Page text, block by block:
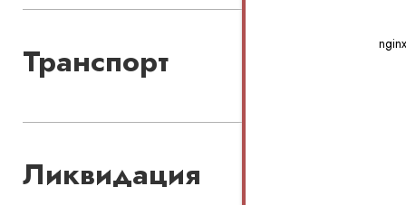
Транспорт
Ликвидация
nginx